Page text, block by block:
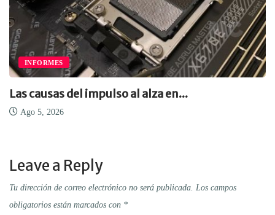
INFORMES
Las causas del impulso al alza en...
Ago 5, 2026
Leave a Reply
Tu dirección de correo electrónico no será publicada. Los campos
obligatorios están marcados con *